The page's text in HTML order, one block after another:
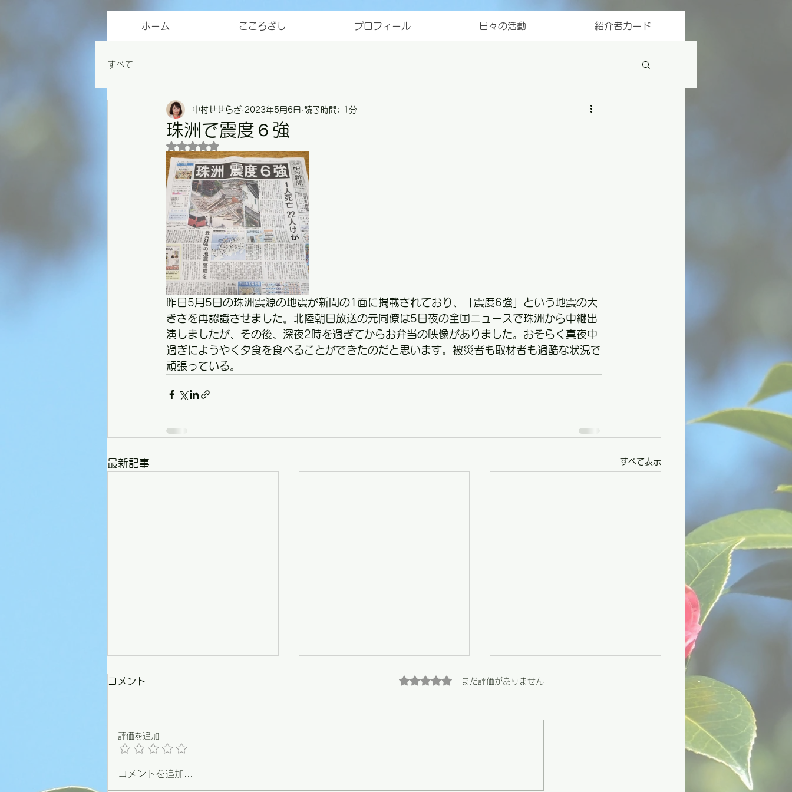
ホーム こころざし プロフィール 日々の活動 紹介者カード
すべて
珠洲で震度６強
中村せせらぎ 2023年5月6日 読了時間: 1分
5つ星のうちNaNと評価されています。
昨日5月5日の珠洲震源の地震が新聞の1面に掲載されており、「震度6強」という地震の大
きさを再認識させました。北陸朝日放送の元同僚は5日夜の全国ニュースで珠洲から中継出
演しましたが、その後、深夜2時を過ぎてからお弁当の映像がありました。おそらく真夜中
過ぎにようやく夕食を食べることができたのだと思います。被災者も取材者も過酷な状況で
頑張っている。
最新記事 すべて表示
【野々市】条例づくりの原点
コメント 5つ星のうち0と評価されています。
まだ評価がありません
評価を追加
コメントを追加…